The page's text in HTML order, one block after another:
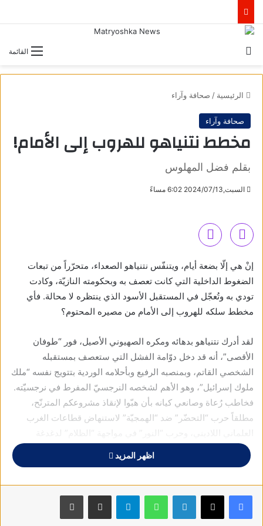
القائمة
الرئيسية / صحافة وآراء
صحافة وآراء
مخطط نتنياهو للهروب إلى الأمام!
بقلم فضل المهلوس
السبت,2024/07/13 6:02 مساءً
إنْ هي إلّا بضعة أيام، ويتنفّس نتنياهو الصعداء، متحرّراً من تبعات
الضغوط الداخلية التي كانت تعصف به وبحكومته النازيّة، وكادت
تودي به وتُعجّل في المستقبل الأسود الذي ينتظره لا محالة. فأي
مخطط سلكه للهروب إلى الأمام من مصيره المحتوم؟
لقد أدرك نتنياهو بدهائه ومكره الصهيوني الأصيل، فور “طوفان
الأقصى”، أنه قد دخل دوّامة الفشل التي ستعصف بمستقبله
الشخصي القاتم، وبمنصبه الرفيع وبأحلامه الوردية بتتويج نفسه “ملك
ملوك إسرائيل”، وهو الأهم لشخصه النرجسيّ المفرط في نرجسيّته.
فخاطب رُعاة وصانعي كيانه بأن هبّوا لإنقاذ مشروعكم المترنّح،
مطلقاً حرب “التحضّر” ضد “الهمجيّة” لاستنهاض قطاعات الغرب
العلماني اللاديني، وحرب “النور” في مواجهة “الظلام” لدغدغة
المشاعر الدينية لقطاعات لاهوتية ما زالت تؤمن بما ورد في “الكتاب
المقدّس” بعهديْه القديم والجديد من خرافات، مدعِّماً مزاعمه وأكاذيبه
والاغتصاب.. عملاً بمقولة “رمتني بدائها وانسلّت”. فما كان من الغرب
الاستعماري إلّا أن تبنّى الروايات الصهيونية المروّعة التي سرعان ما
اظهر المزيد
فيسبوك لينكدإن واتساب